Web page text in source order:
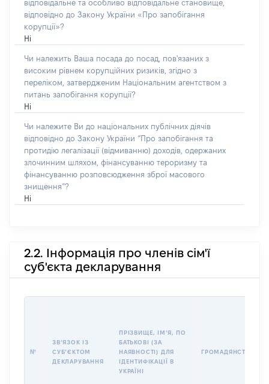
відповідальне та особливо відповідальне становище,
відповідно до Закону України «Про запобігання
корупції»?
Ні
Чи належить Ваша посада до посад, пов'язаних з
високим рівнем корупційних ризиків, згідно з
переліком, затвердженим Національним агентством з
питань запобігання корупції?
Ні
Чи належите Ви до національних публічних діячів
відповідно до Закону України “Про запобігання та
протидію легалізації (відмиванню) доходів, одержаних
злочинним шляхом, фінансуванню тероризму та
фінансуванню розповсюдження зброї масового
знищення”?
Ні
2.2. Інформація про членів сім'ї
суб'єкта декларування
№
ЗВʼЯЗОК ІЗ
СУБʼЄКТОМ
ДЕКЛАРУВАННЯ
ПРІЗВИЩЕ, ІМʼЯ, ПО
БАТЬКОВІ (ЗА
НАЯВНОСТІ) ДЛЯ
ІДЕНТИФІКАЦІЇ В
УКРАЇНІ
ГРОМАДЯНСТВО